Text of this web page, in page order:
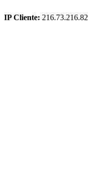
IP Cliente: 216.73.216.82